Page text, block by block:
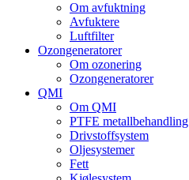
Om avfuktning
Avfuktere
Luftfilter
Ozongeneratorer
Om ozonering
Ozongeneratorer
QMI
Om QMI
PTFE metallbehandling
Drivstoffsystem
Oljesystemer
Fett